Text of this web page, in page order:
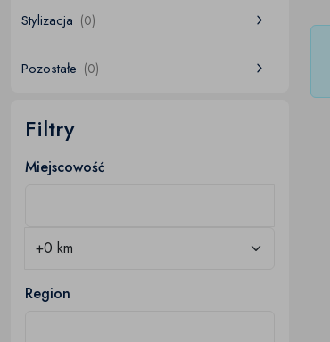
Stylizacja (0)
Pozostałe (0)
Filtry
Miejscowość
Region